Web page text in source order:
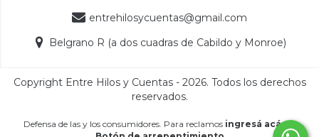
entrehilosycuentas@gmail.com
Belgrano R (a dos cuadras de Cabildo y Monroe)
Copyright Entre Hilos y Cuentas - 2026. Todos los derechos
reservados.
Defensa de las y los consumidores. Para reclamos ingresá acá. /